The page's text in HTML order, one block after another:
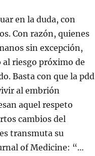
en la duda, con
Con razón, quienes
sin excepción,
al riesgo próximo de
Basta con que la pdd
al embrión
aquel respeto
cambios del
transmuta su
of Medicine: “…